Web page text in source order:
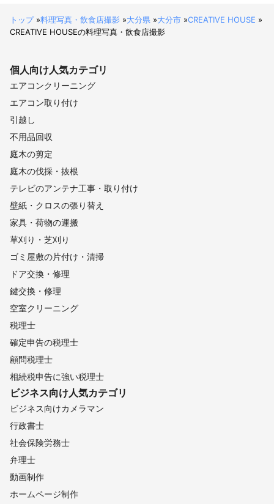
( ご自宅・公園・思い出の場所等 )
・ポートレート
・スポーツ・運動会・体育祭
( 部活動大会・サークル )
( 競技場・公園・体育館等 )
・建築・店舗
( 施工様子・家・ホテル・Airbnb等 )
・広告
・企業セミナー・各種講演・イベント
( 各会場 )
・修学旅行同行
( 集合写真・風景・記録等含む )
・コンクール・発表会・文化祭
・HP掲載用写真
( ヘアサロン・病院クリニック
英会話教室・農家・司法書士事務
アロマエステサロン等 )
・結婚式のプロフィールムービー等
・同窓会や忘年会用動画編集
※その他ご依頼もお気軽に
アピールポイント
①総額300万円以上の機材で対応。
普段であれば
まず使うことのない
芸能人・モデルの撮影と同じ
プロ機材で撮影します。
高品質な仕上がりは勿論
ご依頼時の判断材料にして
頂けたらと思っています。
②豊富な経験・知識・実績
ご依頼に忠実な撮影
撮影・編集し納品させて頂きます。
トップ»料理写真・飲食店撮影 »大分県 »大分市 »CREATIVE HOUSE »
CREATIVE HOUSEの料理写真・飲食店撮影
個人向け人気カテゴリ
エアコンクリーニング
エアコン取り付け
引越し
不用品回収
庭木の剪定
庭木の伐採・抜根
テレビのアンテナ工事・取り付け
壁紙・クロスの張り替え
家具・荷物の運搬
草刈り・芝刈り
ゴミ屋敷の片付け・清掃
ドア交換・修理
鍵交換・修理
空室クリーニング
税理士
確定申告の税理士
顧問税理士
相続税申告に強い税理士
ビジネス向け人気カテゴリ
ビジネス向けカメラマン
行政書士
社会保険労務士
弁理士
動画制作
ホームページ制作